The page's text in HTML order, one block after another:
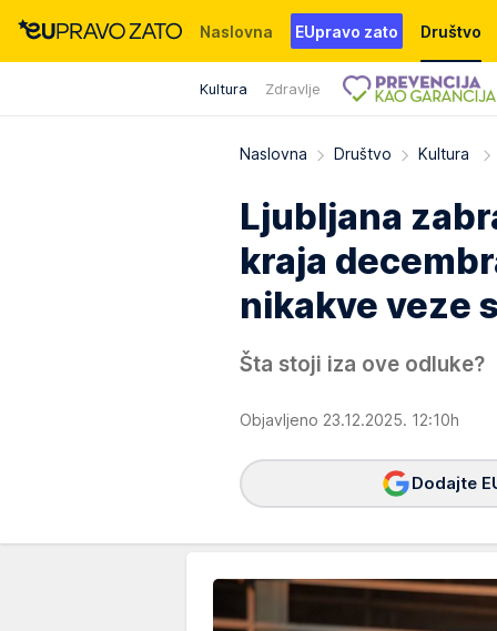
Naslovna EUpravo zato Društvo
Kultura Zdravlje
Događaji News WMG fondacija
Naslovna Društvo Kultura
Ljubljana
kraja
nikakve veze
Šta stoji iza ove odluke?
Objavljeno 23.12.2025. 12:10h
Dodajte